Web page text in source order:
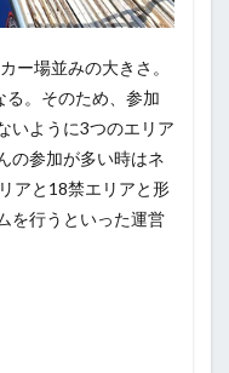
ー場並みの大きさ。
る。そのため、参加
いように3つのエリア
の参加が多い時はネ
アと18禁エリアと形
を行うといった運営